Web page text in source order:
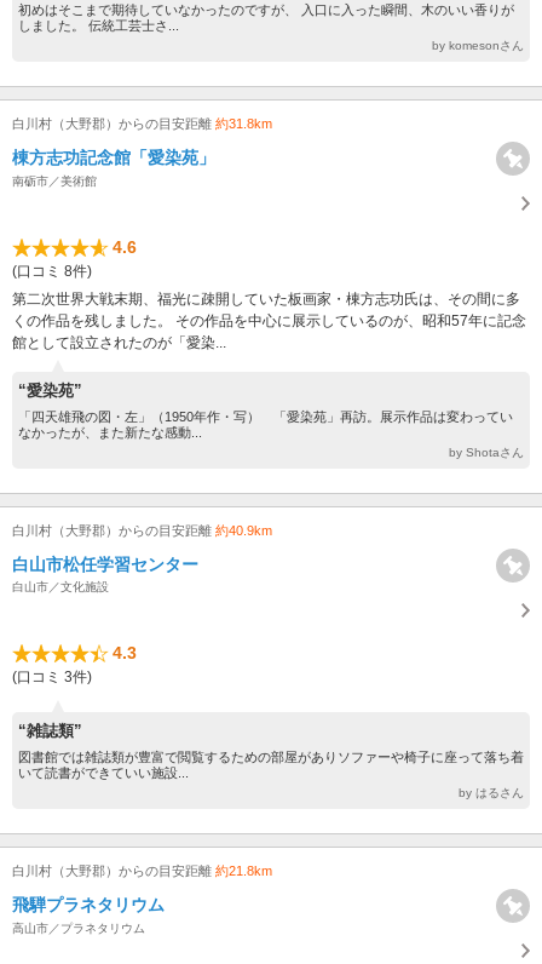
初めはそこまで期待していなかったのですが、 入口に入った瞬間、木のいい香りが
しました。 伝統工芸士さ...
by komesonさん
白川村（大野郡）からの目安距離 約31.8km
棟方志功記念館「愛染苑」
南砺市／美術館
4.6
(口コミ 8件)
第二次世界大戦末期、福光に疎開していた板画家・棟方志功氏は、その間に多
くの作品を残しました。 その作品を中心に展示しているのが、昭和57年に記念
館として設立されたのが「愛染...
“愛染苑”
「四天雄飛の図・左」（1950年作・写） 「愛染苑」再訪。展示作品は変わってい
なかったが、また新たな感動...
by Shotaさん
白川村（大野郡）からの目安距離 約40.9km
白山市松任学習センター
白山市／文化施設
4.3
(口コミ 3件)
“雑誌類”
図書館では雑誌類が豊富で閲覧するための部屋がありソファーや椅子に座って落ち着
いて読書ができていい施設...
by はるさん
白川村（大野郡）からの目安距離 約21.8km
飛騨プラネタリウム
高山市／プラネタリウム